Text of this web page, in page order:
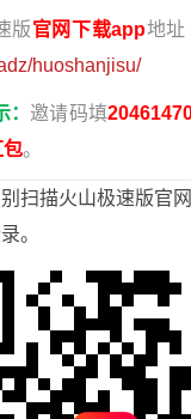
版官网下载app地址
huoshanjisu/
：邀请码填
包。
扫描火山极速版官
。